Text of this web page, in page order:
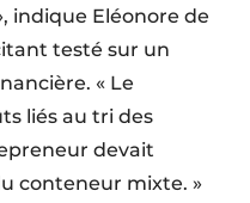
indique Eléonore de
testé sur un
« Le
liés au tri des
devait
conteneur mixte. »